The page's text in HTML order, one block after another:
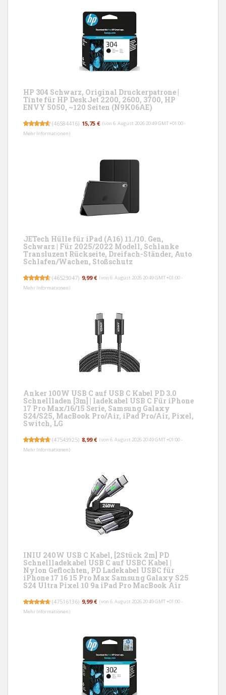
HP 304 Schwarz, Original Druckerpatrone |
Tinte für HP DeskJet 2200, 2600, 3700, HP
ENVY 5050, ~120 Seiten (N9K06AE)
(46584416) 15,75 € (von 6. August 2026 20:49 GMT +01:00 -
Mehr Informationen)
JETech Hülle für iPad (A16) 11./10. Gen,
Schwarz | Für 2025/2022 Modell, Schlanke
Transluzent Rückseite, Dreifach-Ständer, Auto
Schlafen/Wachen, Stoßschutz
(46523047) 9,99 € (von 6. August 2026 20:49 GMT +01:00 -
Mehr Informationen)
Anker 100W USB C auf USB C Kabel PD 3.0
Schnellladen [3m] | ladekabel USB C Für iPhone
17 Pro Max/16/15 Serie, Samsung Galaxy
S24/S25, MacBook Pro/Air, iPad Pro/Air, Pixel,
Switch, LG
(47543925) 8,99 € (von 6. August 2026 20:49 GMT +01:00 -
Mehr Informationen)
INIU 240W USB C Kabel, [2Stück 2m] PD
Schnellladekabel USB C auf USBC Kabel |
Nylon Geflochten, PD Ladekabel USBC für
iPhone 17 16 15 Pro Max Samsung Galaxy S25
S24 Ultra Pixel 10 9a iPad Pro MacBook Air
(47516136) 9,99 € (von 6. August 2026 20:49 GMT +01:00 -
Mehr Informationen)